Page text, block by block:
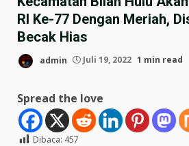
RI Ke-77 Dengan Meriah,
Becak Hias
admin Juli 19, 2022 1 min read
Spread the love
Dibaca: 457